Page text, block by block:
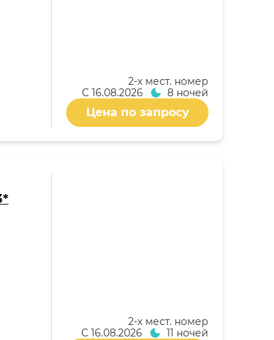
2-x мест. номер
С 16.08.2026 8 ночей
Цена по запросу
2-x мест. номер
С 16.08.2026 11 ночей